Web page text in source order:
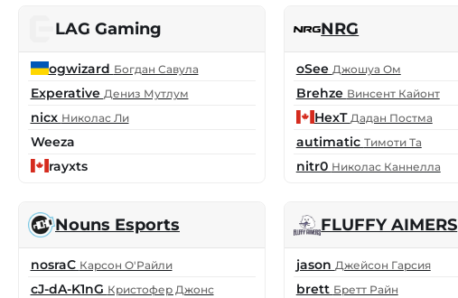
LAG Gaming
ogwizard Богдан Савула
Experative Дениз Мутлум
nicx Николас Ли
Weeza
rayxts
NRG
oSee Джошуа Ом
Brehze Винсент Кайонт
HexT Дадан Постма
autimatic Тимоти Та
nitr0 Николас Каннелла
Nouns Esports
nosraC Карсон О'Райли
cJ-dA-K1nG Кристофер Джонс
FLUFFY AIMERS
jason Джейсон Гарсия
brett Бретт Райн